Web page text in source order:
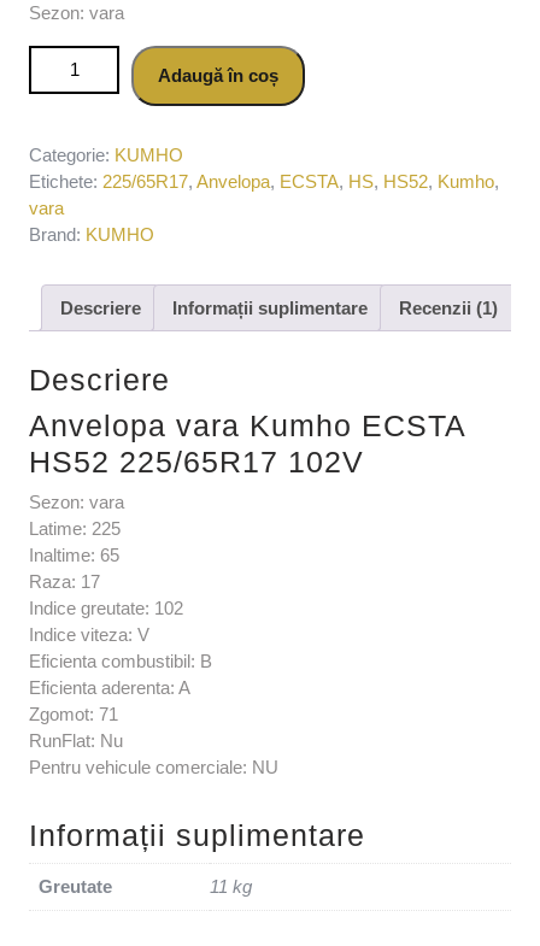
Sezon: vara
Cantitate Anvelopa vara Kumho ECSTA HS52 225/65R17
Adaugă în coș
Categorie: KUMHO
Etichete: 225/65R17, Anvelopa, ECSTA, HS, HS52, Kumho,
vara
Brand: KUMHO
Descriere Informații suplimentare Recenzii (1)
Descriere
Anvelopa vara Kumho ECSTA
HS52 225/65R17 102V
Sezon: vara
Latime: 225
Inaltime: 65
Raza: 17
Indice greutate: 102
Indice viteza: V
Eficienta combustibil: B
Eficienta aderenta: A
Zgomot: 71
RunFlat: Nu
Pentru vehicule comerciale: NU
Informații suplimentare
Greutate 11 kg